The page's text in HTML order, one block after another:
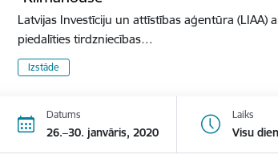
Latvijas Investīciju un attīstības aģentūra
piedalīties tirdzniecības…
Izstāde
Datums
26.–30. janvāris, 2020
Laiks
Visu